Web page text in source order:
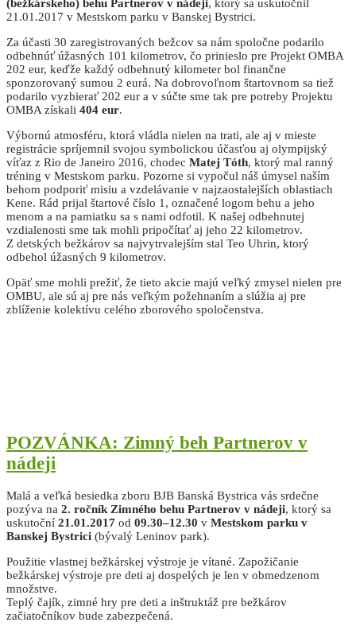
(bežkárskeho) behu Partnerov v nádeji, ktorý sa uskutočnil
21.01.2017 v Mestskom parku v Banskej Bystrici.
Za účasti 30 zaregistrovaných bežcov sa nám spoločne podarilo
odbehnúť úžasných 101 kilometrov, čo prinieslo pre Projekt OMBA
202 eur, keďže každý odbehnutý kilometer bol finančne
sponzorovaný sumou 2 eurá. Na dobrovoľnom štartovnom sa tiež
podarilo vyzbierať 202 eur a v súčte sme tak pre potreby Projektu
OMBA získali 404 eur.
Výbornú atmosféru, ktorá vládla nielen na trati, ale aj v mieste
registrácie spríjemnil svojou symbolickou účasťou aj olympijský
víťaz z Rio de Janeiro 2016, chodec Matej Tóth, ktorý mal ranný
tréning v Mestskom parku. Pozorne si vypočul náš úmysel naším
behom podporiť misiu a vzdelávanie v najzaostalejších oblastiach
Kene. Rád prijal štartové číslo 1, označené logom behu a jeho
menom a na pamiatku sa s nami odfotil. K našej odbehnutej
vzdialenosti sme tak mohli pripočítať aj jeho 22 kilometrov.
Z detských bežkárov sa najvytrvalejším stal Teo Uhrin, ktorý
odbehol úžasných 9 kilometrov.
Opäť sme mohli prežiť, že tieto akcie majú veľký zmysel nielen pre
OMBU, ale sú aj pre nás veľkým požehnaním a slúžia aj pre
zblíženie kolektívu celého zborového spoločenstva.
POZVÁNKA: Zimný beh Partnerov v
nádeji
Malá a veľká besiedka zboru BJB Banská Bystrica vás srdečne
pozýva na 2. ročník Zimného behu Partnerov v nádeji, ktorý sa
uskutoční 21.01.2017 od 09.30–12.30 v Mestskom parku v
Banskej Bystrici (bývalý Leninov park).
Použitie vlastnej bežkárskej výstroje je vítané. Zapožičanie
bežkárskej výstroje pre deti aj dospelých je len v obmedzenom
množstve.
Teplý čajík, zimné hry pre deti a inštruktáž pre bežkárov
začiatočníkov bude zabezpečená.